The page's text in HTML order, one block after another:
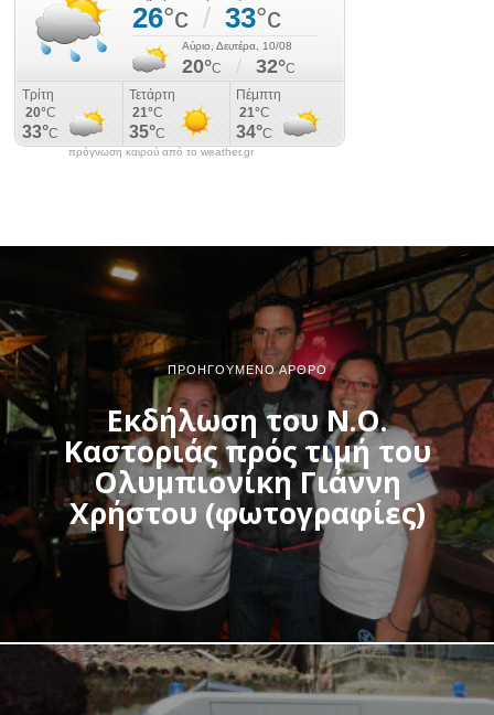
πρόγνωση καιρού από το weather.gr
ΠΡΟΗΓΟΎΜΕΝΟ ΆΡΘΡΟ
Εκδήλωση του Ν.Ο.
Καστοριάς πρός τιμή του
Ολυμπιονίκη Γιάννη
Χρήστου (φωτογραφίες)